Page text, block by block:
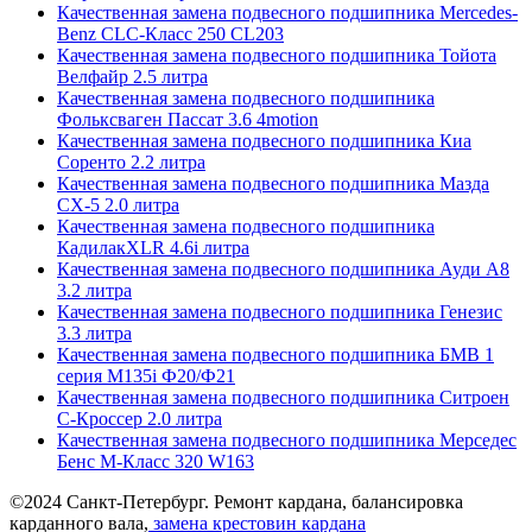
Качественная замена подвесного подшипника Mercedes-
Benz CLC-Класс 250 CL203
Качественная замена подвесного подшипника Тойота
Велфайр 2.5 литра
Качественная замена подвесного подшипника
Фольксваген Пассат 3.6 4motion
Качественная замена подвесного подшипника Киа
Соренто 2.2 литра
Качественная замена подвесного подшипника Мазда
СХ-5 2.0 литра
Качественная замена подвесного подшипника
КадилакXLR 4.6i литра
Качественная замена подвесного подшипника Ауди А8
3.2 литра
Качественная замена подвесного подшипника Генезис
3.3 литра
Качественная замена подвесного подшипника БМВ 1
серия M135i Ф20/Ф21
Качественная замена подвесного подшипника Ситроен
С-Кроссер 2.0 литра
Качественная замена подвесного подшипника Мерседес
Бенс М-Класс 320 W163
©2024 Санкт-Петербург. Ремонт кардана, балансировка
карданного вала, замена крестовин кардана